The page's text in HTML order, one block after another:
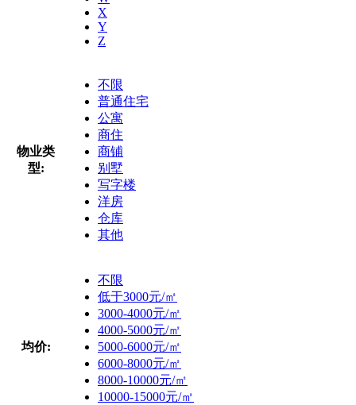
X
Y
Z
物业类
型:
不限
普通住宅
公寓
商住
商铺
别墅
写字楼
洋房
仓库
其他
均价:
不限
低于3000元/㎡
3000-4000元/㎡
4000-5000元/㎡
5000-6000元/㎡
6000-8000元/㎡
8000-10000元/㎡
10000-15000元/㎡